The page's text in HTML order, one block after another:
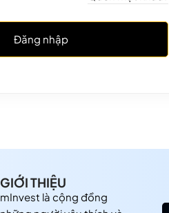
Đăng nhập
GIỚI THIỆU
mInvest là cộng đồng